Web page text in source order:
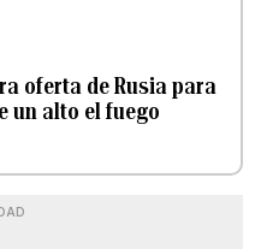
oferta de Rusia para
un alto el fuego